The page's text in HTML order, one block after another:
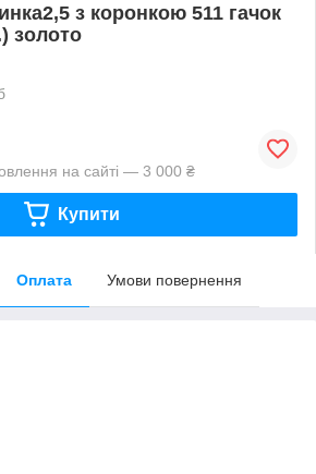
з коронкою 511 гачок
золото
на сайті — 3 000 ₴
Купити
Оплата Умови повернення